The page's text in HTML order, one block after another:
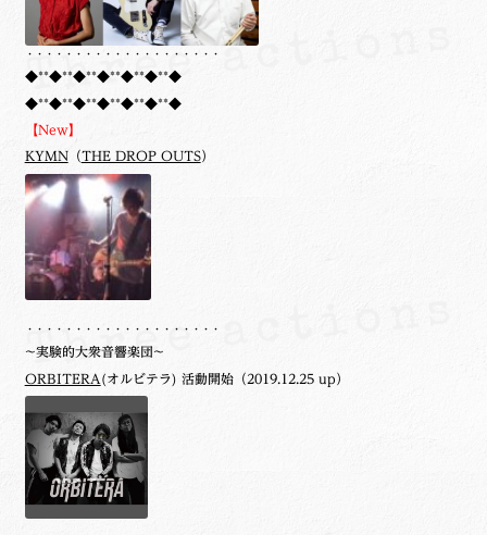
・・・・・・・・・・・・・・・・・・・・
◆**◆**◆**◆**◆**◆**◆
◆**◆**◆**◆**◆**◆**◆
【New】
KYMN（THE DROP OUTS）
・・・・・・・・・・・・・・・・・・・・
~実験的大衆音響楽団~
ORBITERA (オルビテラ) 活動開始（2019.12.25 up）